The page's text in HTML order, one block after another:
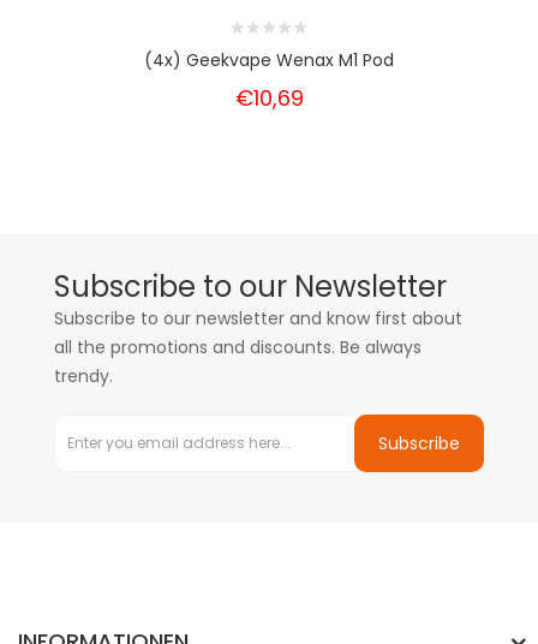
(4x) Geekvape Wenax M1 Pod
€10,69
Subscribe to our Newsletter
Subscribe to our newsletter and know first about
all the promotions and discounts. Be always
trendy.
Subscribe